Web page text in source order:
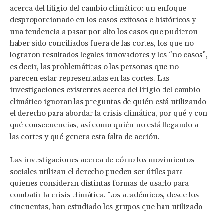
acerca del litigio del cambio climático: un enfoque
desproporcionado en los casos exitosos e históricos y
una tendencia a pasar por alto los casos que pudieron
haber sido conciliados fuera de las cortes, los que no
lograron resultados legales innovadores y los “no casos”,
es decir, las problemáticas o las personas que no
parecen estar representadas en las cortes. Las
investigaciones existentes acerca del litigio del cambio
climático ignoran las preguntas de quién está utilizando
el derecho para abordar la crisis climática, por qué y con
qué consecuencias, así como quién no está llegando a
las cortes y qué genera esta falta de acción.
Las investigaciones acerca de cómo los movimientos
sociales utilizan el derecho pueden ser útiles para
quienes consideran distintas formas de usarlo para
combatir la crisis climática. Los académicos, desde los
cincuentas, han estudiado los grupos que han utilizado